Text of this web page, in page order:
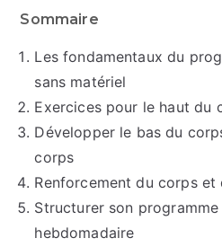
Sommaire
Les fondamentaux du
sans matériel
Exercices pour le haut du
Développer le bas du
corps
Renforcement du corps et
Structurer son programme
hebdomadaire